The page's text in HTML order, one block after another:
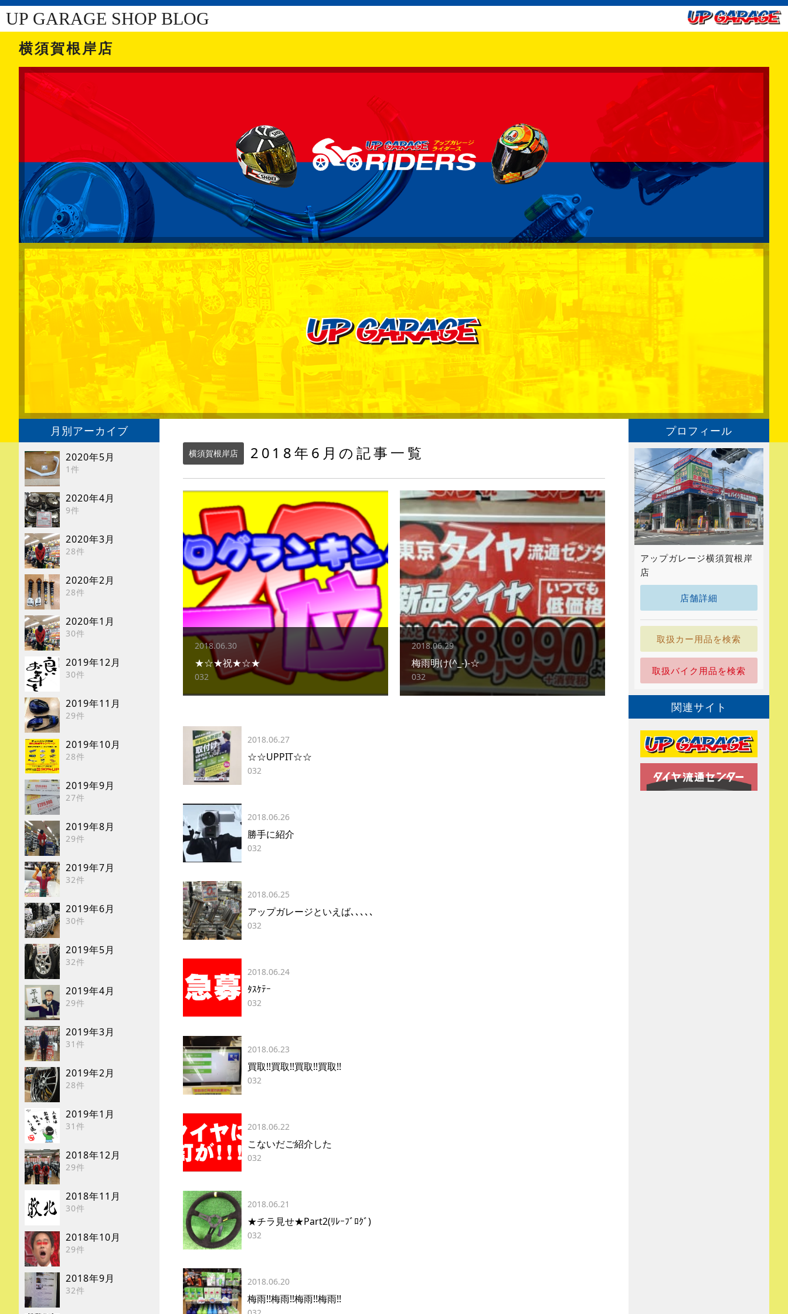
UP GARAGE SHOP BLOG
横須賀根岸店
月別アーカイブ
2020年5月
1件
2020年4月
9件
2020年3月
28件
2020年2月
28件
2020年1月
30件
2019年12月
30件
2019年11月
29件
2019年10月
28件
2019年9月
27件
2019年8月
29件
2019年7月
32件
2019年6月
30件
2019年5月
32件
2019年4月
29件
2019年3月
31件
2019年2月
28件
2019年1月
31件
2018年12月
29件
2018年11月
30件
2018年10月
29件
2018年9月
32件
横須賀根岸店 2018年6月の記事一覧
2018.06.30
★☆★祝★☆★
032
2018.06.29
梅雨明け(^_-)-☆
032
2018.06.27
☆☆UPPIT☆☆
032
2018.06.26
勝手に紹介
032
2018.06.25
アップガレージといえば､､､､､
032
2018.06.24
ﾀｽｹﾃｰ
032
2018.06.23
買取!!買取!!買取!!買取!!
032
2018.06.22
こないだご紹介した
032
2018.06.21
★チラ見せ★Part2(ﾘﾚｰﾌﾞﾛｸﾞ)
032
2018.06.20
梅雨!!梅雨!!梅雨!!梅雨!!
プロフィール
アップガレージ横須賀根岸
店
店舗詳細
取扱カー用品を検索
取扱バイク用品を検索
関連サイト